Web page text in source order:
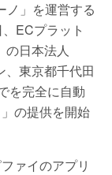
ノ」を運営する
ECプラット
の日本法人
、東京都千代田
を完全に自動
の提供を開始
ァイのアプリ